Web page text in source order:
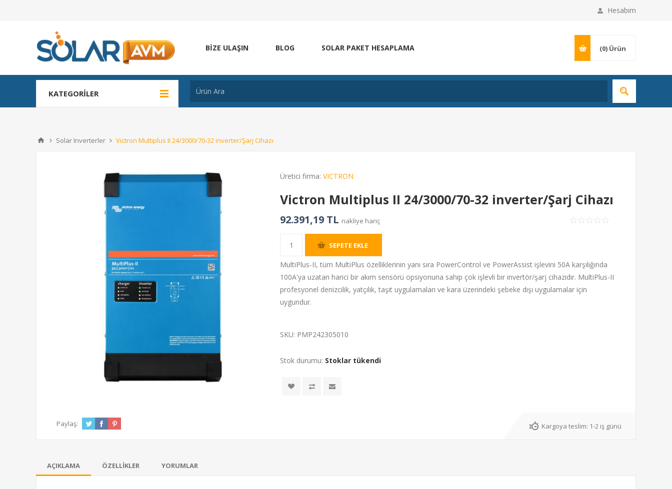
Hesabım
BIZE ULAŞIN BLOG SOLAR PAKET HESAPLAMA (0) Ürün
KATEGORILER
Solar Inverterler Victron Multiplus II 24/3000/70-32 inverter/Şarj Cihazı
Üretici firma: VICTRON
Victron Multiplus II 24/3000/70-32 inverter/Şarj Cihazı
92.391,19 TL nakliye hariç
SEPETE EKLE
MultiPlus-II, tüm MultiPlus özelliklerinin yanı sıra PowerControl ve PowerAssist işlevini 50A karşılığında
100A'ya uzatan harici bir akım sensörü opsiyonuna sahip çok işlevli bir invertör/şarj cihazıdır. MultiPlus-II
profesyonel denizcilik, yatçılık, taşıt uygulamaları ve kara üzerindeki şebeke dışı uygulamalar için
uygundur.
SKU: PMP242305010
Stok durumu: Stoklar tükendi
Paylaş: Kargoya teslim: 1-2 iş günü
AÇIKLAMA ÖZELLIKLER YORUMLAR